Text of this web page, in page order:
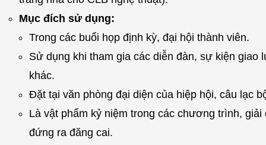
Mục đích sử dụng:
Trong các buổi họp định kỳ, đại hội thành viên.
Sử dụng khi tham gia các diễn đàn, sự kiện giao
khác.
Đặt tại văn phòng đại diện của hiệp hội, câu lạc
Là vật phẩm kỷ niệm trong các chương trình, giải
đứng ra đăng cai.